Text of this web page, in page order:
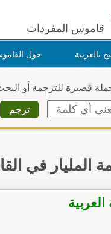
قاموس المفردات
بالعربية حول
قصيرة للترجمة أو
المليار في